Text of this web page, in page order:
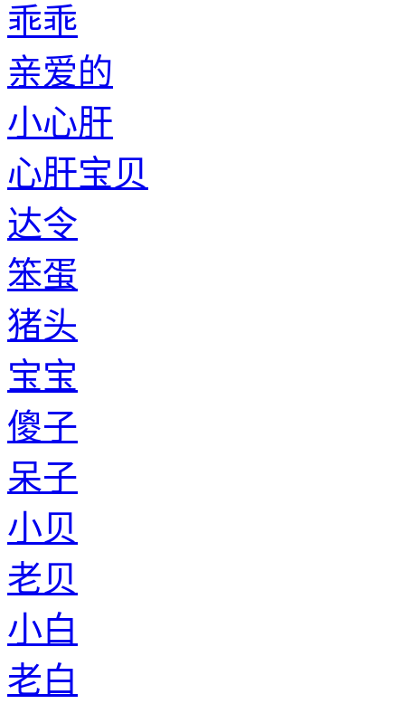
乖乖
亲爱的
小心肝
心肝宝贝
达令
笨蛋
猪头
宝宝
傻子
呆子
小贝
老贝
小白
老白